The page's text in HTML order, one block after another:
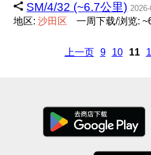
SM/4/32 (~6.7公里)
地区:沙田 区 一周下载/浏览:
上一页 9 10 11